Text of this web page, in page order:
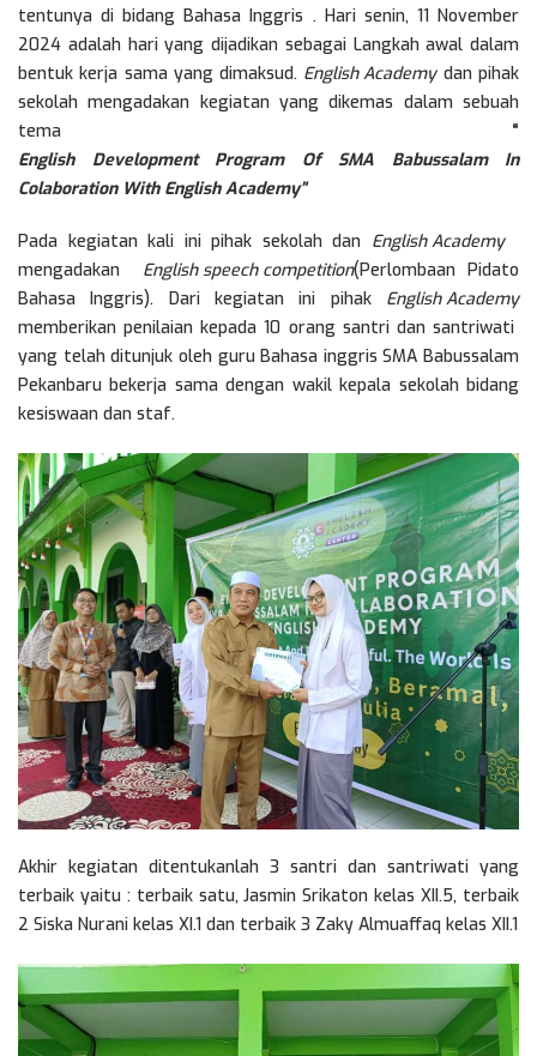
tentunya di bidang Bahasa Inggris . Hari senin, 11 November
2024 adalah hari yang dijadikan sebagai Langkah awal dalam
bentuk kerja sama yang dimaksud. English Academydan pihak
sekolah mengadakan kegiatan yang dikemas dalam sebuah
tema “
English Development Program Of SMA Babussalam In
Colaboration With English Academy”
Pada kegiatan kali ini pihak sekolah dan English Academy
mengadakan English speech competition(Perlombaan Pidato
Bahasa Inggris). Dari kegiatan ini pihak English Academy
memberikan penilaian kepada 10 orang santri dan santriwati
yang telah ditunjuk oleh guru Bahasa inggris SMA Babussalam
Pekanbaru bekerja sama dengan wakil kepala sekolah bidang
kesiswaan dan staf.
Akhir kegiatan ditentukanlah 3 santri dan santriwati yang
terbaik yaitu : terbaik satu, Jasmin Srikaton kelas XII.5, terbaik
2 Siska Nurani kelas XI.1 dan terbaik 3 Zaky Almuaffaq kelas XII.1